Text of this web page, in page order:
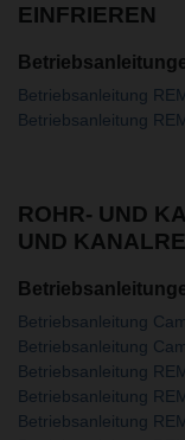
EINFRIEREN
Betriebsanleitung
Betriebsanleitung
ROHR- UND
UND
Betriebsanleitung
Betriebsanleitung
Betriebsanleitung
Betriebsanleitung
Betriebsanleitung